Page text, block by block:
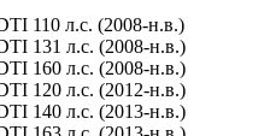
110 л.с. (2008-н.в.)
131 л.с. (2008-н.в.)
160 л.с. (2008-н.в.)
120 л.с. (2012-н.в.)
140 л.с. (2013-н.в.)